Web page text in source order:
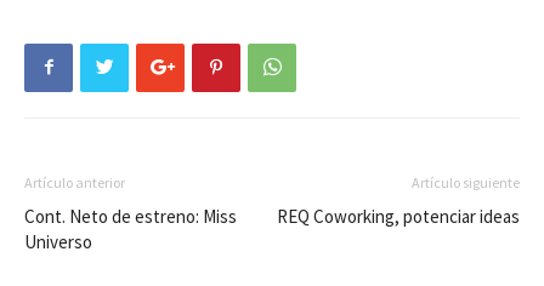
Artículo anterior
Cont. Neto de estreno: Miss
Universo
Artículo siguiente
REQ Coworking, potenciar ideas